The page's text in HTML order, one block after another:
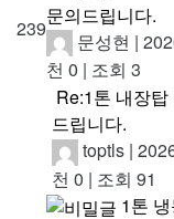
239
문의드립니다.
문성현 |
천 0 | 조회 3
Re:1톤 내장탑
드립니다.
toptls |
천 0 | 조회 91
1톤